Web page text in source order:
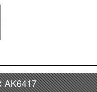
AK6417